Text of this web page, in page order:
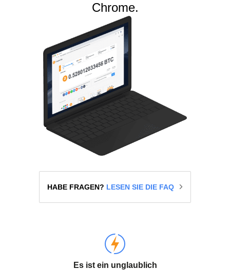
Chrome.
HABE FRAGEN? LESEN SIE DIE FAQ
Es ist ein unglaublich